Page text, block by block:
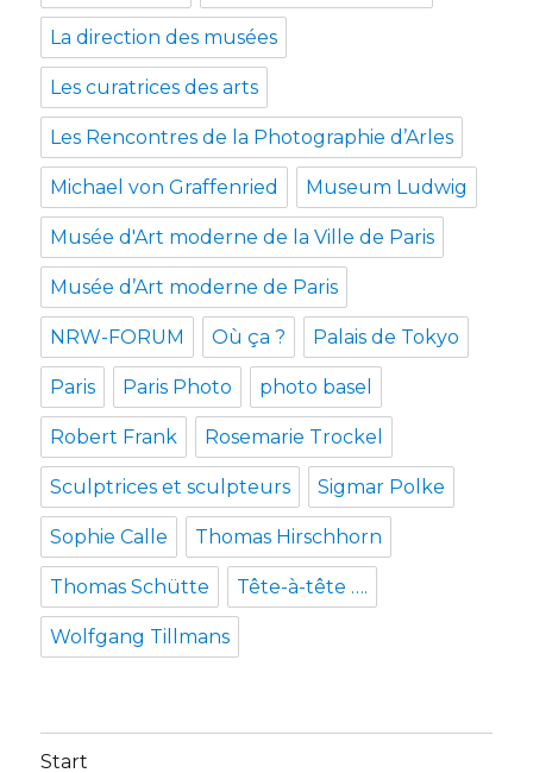
La direction des musées
Les curatrices des arts
Les Rencontres de la Photographie d’Arles
Michael von Graffenried Museum Ludwig
Musée d'Art moderne de la Ville de Paris
Musée d’Art moderne de Paris
NRW-FORUM Où ça ? Palais de Tokyo
Paris Paris Photo photo basel
Robert Frank Rosemarie Trockel
Sculptrices et sculpteurs Sigmar Polke
Sophie Calle Thomas Hirschhorn
Thomas Schütte Tête-à-tête ….
Wolfgang Tillmans
Start